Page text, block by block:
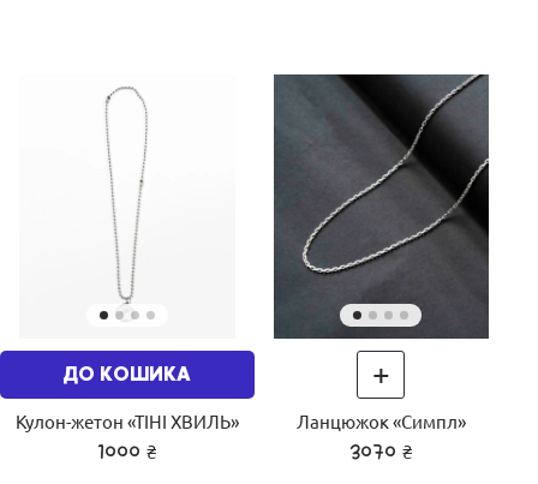
ДО КОШИКА
Кулон-жетон «ТІНІ ХВИЛЬ»
1000₴
+
Ланцюжок «Симпл»
3070₴